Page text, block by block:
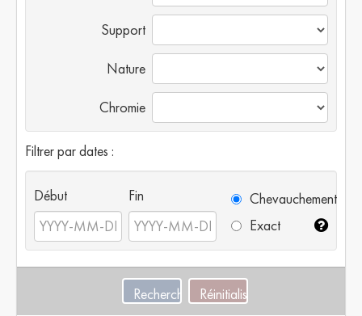
Support
Nature
Chromie
Filtrer par dates :
Début Fin
Chevauchement
Exact